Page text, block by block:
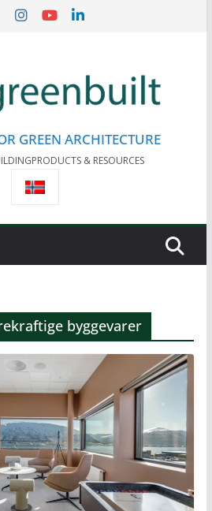
GREEN ARCHITECTURE
& RESOURCES
byggevarer